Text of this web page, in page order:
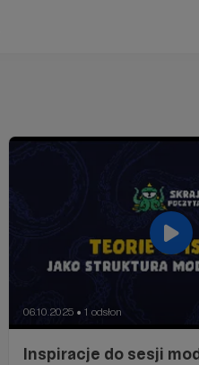
06.10.2025 ● 1 odsłon
Inspiracje do sesji